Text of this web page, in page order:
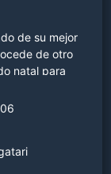
de su mejor
de otro
natal para
y echa por
se convierte
es que Hime
con un poder